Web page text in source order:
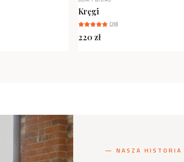
NIEDOSTĘPNY
Kręgi
(28)
220 zł
— NASZA HISTORIA